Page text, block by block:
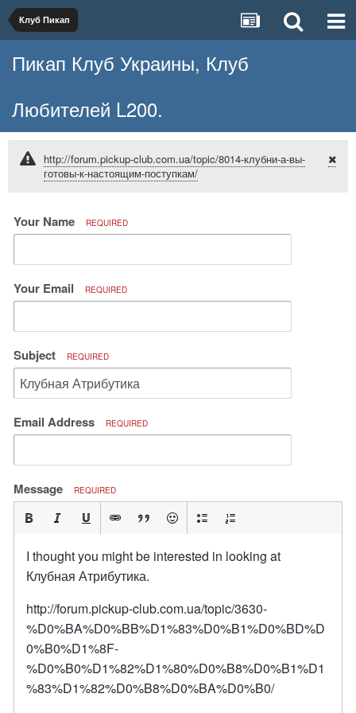
Клуб Пикап
Пикап Клуб Украины, Клуб
Любителей L200.
http://forum.pickup-club.com.ua/topic/8014-клубни-а-вы-
готовы-к-настоящим-поступкам/
Your Name REQUIRED
Your Email REQUIRED
Subject REQUIRED
Email Address REQUIRED
Message REQUIRED
I thought you might be interested in looking at
Клубная Атрибутика.
http://forum.pickup-club.com.ua/topic/3630-
%D0%BA%D0%BB%D1%83%D0%B1%D0%BD%D
0%B0%D1%8F-
%D0%B0%D1%82%D1%80%D0%B8%D0%B1%D1
%83%D1%82%D0%B8%D0%BA%D0%B0/